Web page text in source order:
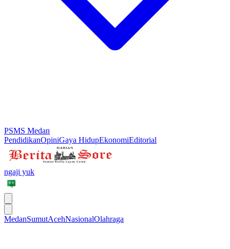
PSMS Medan
PendidikanOpiniGaya HidupEkonomiEditorial
ngaji yuk
MedanSumutAcehNasionalOlahraga